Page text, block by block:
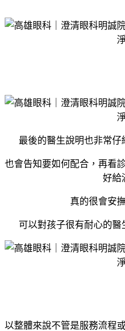
最後的醫生說明也非常
也會告知要如何配合，再看
好給
真的很會安
可以對孩子很有耐心的
以整體來說不管是服務流程